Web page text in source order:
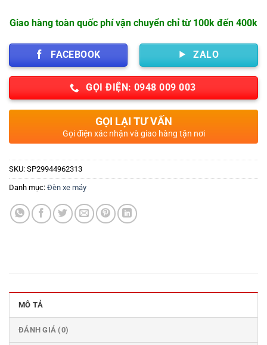
Giao hàng toàn quốc phí vận chuyển chỉ từ 100k đến 400k
FACEBOOK ZALO
GỌI ĐIỆN: 0948 009 003
GỌI LẠI TƯ VẤN
Gọi điện xác nhận và giao hàng tận nơi
SKU: SP29944962313
Danh mục: Đèn xe máy
MÔ TẢ
ĐÁNH GIÁ (0)